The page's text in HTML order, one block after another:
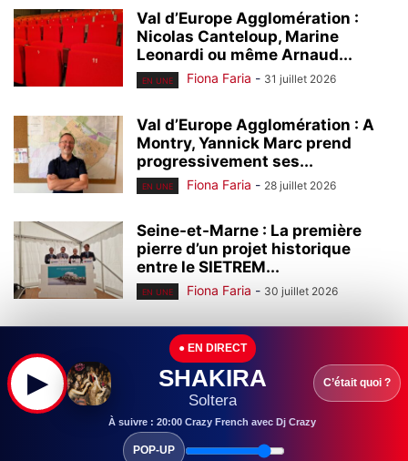
Val d’Europe Agglomération :
Nicolas Canteloup, Marine
Leonardi ou même Arnaud...
EN UNE Fiona Faria - 31 juillet 2026
Val d’Europe Agglomération : A
Montry, Yannick Marc prend
progressivement ses...
EN UNE Fiona Faria - 28 juillet 2026
Seine-et-Marne : La première
pierre d’un projet historique
entre le SIETREM...
EN UNE Fiona Faria - 30 juillet 2026
Seine-et-Marne : Leader mondial
de l’homéopathie, l’entreprise
Boiron (Montévrain) continue à...
Fiona Faria 29 juillet 2026
Seine-et-Marne : Ouvert en
▶
● EN DIRECT
SHAKIRA
Soltera
À suivre : 20:00 Crazy French avec Dj Crazy
C’était quoi ?
POP-UP